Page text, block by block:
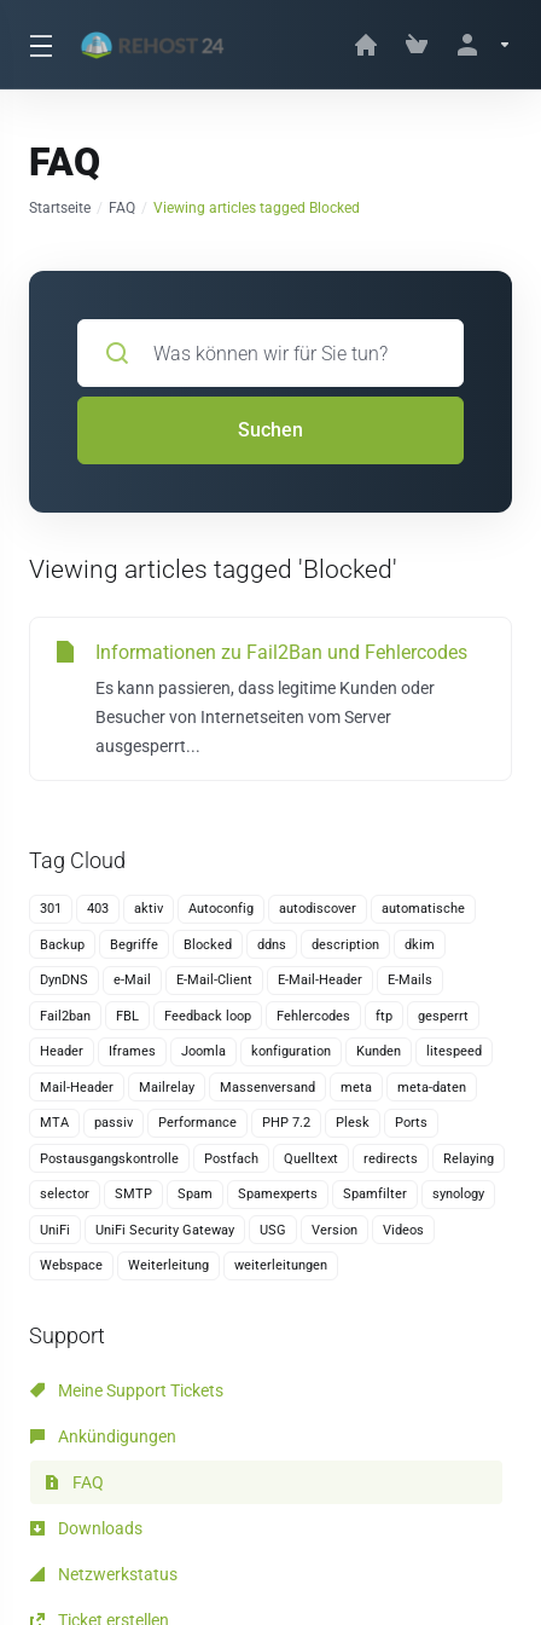
FAQ
Startseite FAQ Viewing articles tagged Blocked
Tag Cloud
301 403 aktiv Autoconfig autodiscover automatische
Backup Begriffe Blocked ddns description dkim
DynDNS e-Mail E-Mail-Client E-Mail-Header E-Mails
Fail2ban FBL Feedback loop Fehlercodes ftp gesperrt
Header Iframes Joomla konfiguration Kunden litespeed
Mail-Header Mailrelay Massenversand meta meta-daten
MTA passiv Performance PHP 7.2 Plesk Ports
Postausgangskontrolle Postfach Quelltext redirects Relaying
selector SMTP Spam Spamexperts Spamfilter synology
UniFi UniFi Security Gateway USG Version Videos
Webspace Weiterleitung weiterleitungen
Support
Meine Support Tickets
Ankündigungen
FAQ
Downloads
Netzwerkstatus
Ticket erstellen
Suchen
Viewing articles tagged 'Blocked'
Informationen zu Fail2Ban und Fehlercodes
Es kann passieren, dass legitime Kunden oder
Besucher von Internetseiten vom Server
ausgesperrt...